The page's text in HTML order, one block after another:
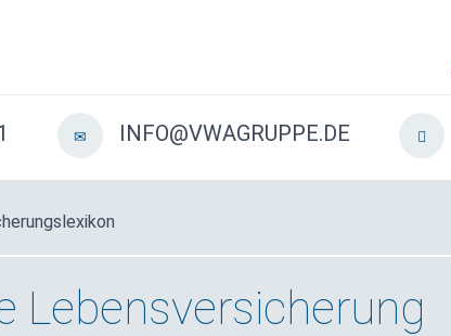
INFO@VWAGRUPPE.DE
Lebensversicherung